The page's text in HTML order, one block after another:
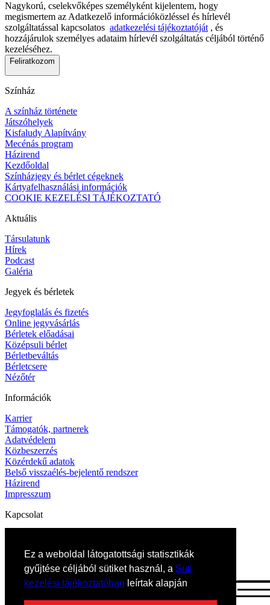
Ez a weboldal látogatottsági statisztikák
gyűjtése céljából sütiket használ, a Süti
kezelési tájékoztatóban leírtak alapján
Nagykorú, cselekvőképes személyként kijelentem, hogy
megismertem az Adatkezelő információközléssel és hírlevél
szolgáltatással kapcsolatos adatkezelési tájékoztatóját , és
hozzájárulok személyes adataim hírlevél szolgáltatás céljából történő
kezeléséhez.
Feliratkozom
Színház
A színház története
Játszóhelyek
Kisfaludy Alapítvány
Mecénás program
Házirend
Kezdőoldal
Színházjegy és bérlet cégeknek
Kártyafelhasználási információk
COOKIE KEZELÉSI TÁJÉKOZTATÓ
Aktuális
Társulatunk
Hírek
Podcast
Galéria
Jegyek és bérletek
Jegyfoglalás és fizetés
Online jegyvásárlás
Bérletek előadásai
Középsuli bérlet
Bérletbeváltás
Bérletcsere
Nézőtér
Információk
Karrier
Támogatók, partnerek
Adatvédelem
Közbeszerzés
Közérdekű adatok
Belső visszaélés-bejelentő rendszer
Házirend
Impresszum
Kapcsolat